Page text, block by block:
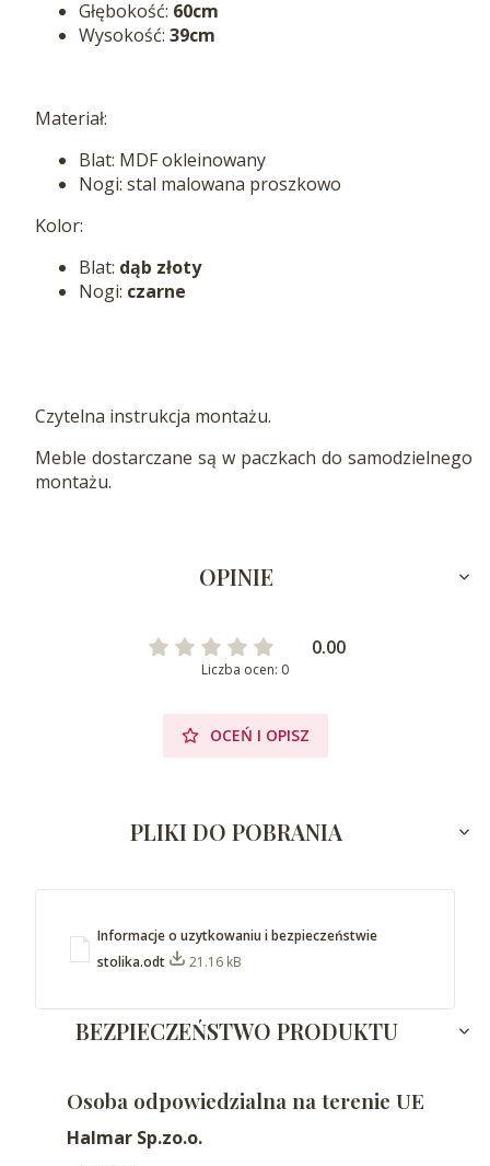
Głębokość: 60cm
Wysokość: 39cm
Materiał:
Blat: MDF okleinowany
Nogi: stal malowana proszkowo
Kolor:
Blat: dąb złoty
Nogi: czarne
Czytelna instrukcja montażu.
Meble dostarczane są w paczkach do samodzielnego
montażu.
OPINIE
0.00
Liczba ocen: 0
OCEŃ I OPISZ
PLIKI DO POBRANIA
Informacje o uzytkowaniu i bezpieczeństwie
stolika.odt
21.16 kB
BEZPIECZEŃSTWO PRODUKTU
Osoba odpowiedzialna na terenie UE
Halmar Sp.zo.o.